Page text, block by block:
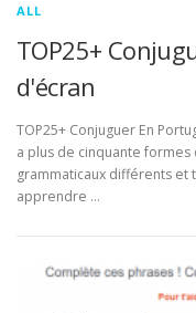
ALL
TOP25+
d'écran
TOP25+ Conjuguer En
a plus de cinquante
grammaticaux différents et
apprendre …